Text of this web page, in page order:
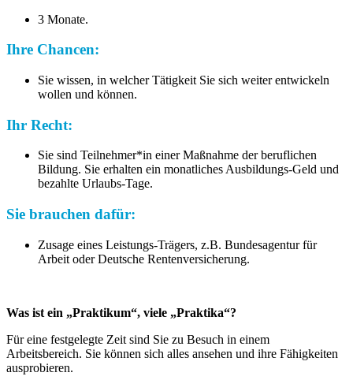
3 Monate.
Ihre Chancen:
Sie wissen, in welcher Tätigkeit Sie sich weiter entwickeln
wollen und können.
Ihr Recht:
Sie sind Teilnehmer*in einer Maßnahme der beruflichen
Bildung. Sie erhalten ein monatliches Ausbildungs-Geld und
bezahlte Urlaubs-Tage.
Sie brauchen dafür:
Zusage eines Leistungs-Trägers, z.B. Bundesagentur für
Arbeit oder Deutsche Rentenversicherung.
Was ist ein „Praktikum“, viele „Praktika“?
Für eine festgelegte Zeit sind Sie zu Besuch in einem
Arbeitsbereich. Sie können sich alles ansehen und ihre Fähigkeiten
ausprobieren.